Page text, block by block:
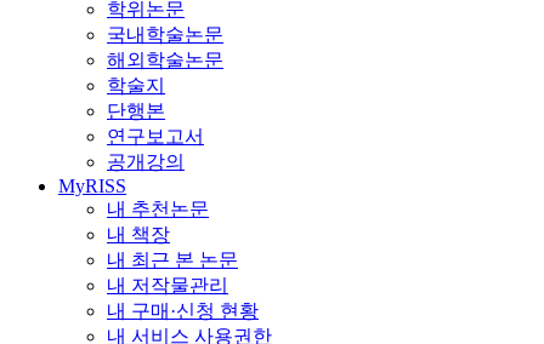
학위논문
국내학술논문
해외학술논문
학술지
단행본
연구보고서
공개강의
MyRISS
내 추천논문
내 책장
내 최근 본 논문
내 저작물관리
내 구매·신청 현황
내 서비스 사용권한